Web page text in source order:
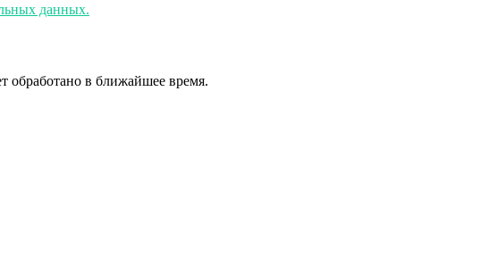
данных.
обработано в ближайшее время.